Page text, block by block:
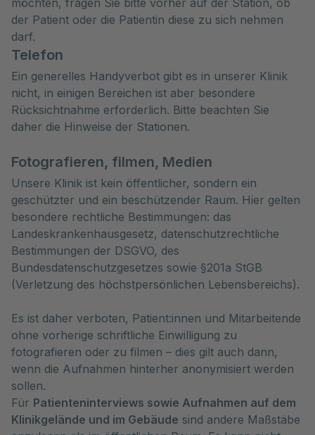
möchten, fragen Sie bitte vorher auf der Station, ob
der Patient oder die Patientin diese zu sich nehmen
darf.
Telefon
Ein generelles Handyverbot gibt es in unserer Klinik
nicht, in einigen Bereichen ist aber besondere
Rücksichtnahme erforderlich. Bitte beachten Sie
daher die Hinweise der Stationen.
Fotografieren, filmen, Medien
Unsere Klinik ist kein öffentlicher, sondern ein
geschützter und ein beschützender Raum. Hier gelten
besondere rechtliche Bestimmungen: das
Landeskrankenhausgesetz, datenschutzrechtliche
Bestimmungen der DSGVO, des
Bundesdatenschutzgesetzes sowie §201a StGB
(Verletzung des höchstpersönlichen Lebensbereichs).
Es ist daher verboten, Patient:innen und Mitarbeitende
ohne vorherige schriftliche Einwilligung zu
fotografieren oder zu filmen – dies gilt auch dann,
wenn die Aufnahmen hinterher anonymisiert werden
sollen.
Für Patienteninterviews sowie Aufnahmen auf dem
Klinikgelände und im Gebäude sind andere Maßstäbe